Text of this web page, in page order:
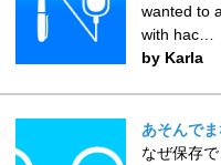
wanted to
with hac…
by Karla
あそんで
なぜ保存